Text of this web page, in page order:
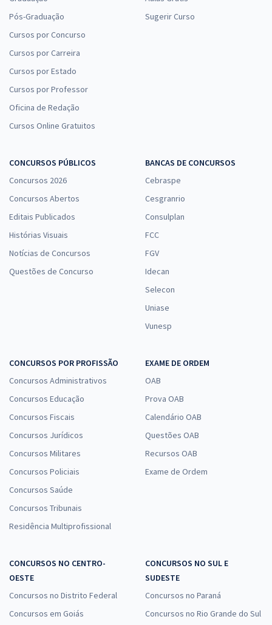
Pós-Graduação
Cursos por Concurso
Cursos por Carreira
Cursos por Estado
Cursos por Professor
Oficina de Redação
Cursos Online Gratuitos
Sugerir Curso
CONCURSOS PÚBLICOS
Concursos 2026
Concursos Abertos
Editais Publicados
Histórias Visuais
Notícias de Concursos
Questões de Concurso
BANCAS DE CONCURSOS
Cebraspe
Cesgranrio
Consulplan
FCC
FGV
Idecan
Selecon
Uniase
Vunesp
CONCURSOS POR PROFISSÃO
Concursos Administrativos
Concursos Educação
Concursos Fiscais
Concursos Jurídicos
Concursos Militares
Concursos Policiais
Concursos Saúde
Concursos Tribunais
Residência Multiprofissional
EXAME DE ORDEM
OAB
Prova OAB
Calendário OAB
Questões OAB
Recursos OAB
Exame de Ordem
CONCURSOS NO CENTRO-
OESTE
Concursos no Distrito Federal
Concursos em Goiás
CONCURSOS NO SUL E
SUDESTE
Concursos no Paraná
Concursos no Rio Grande do Sul